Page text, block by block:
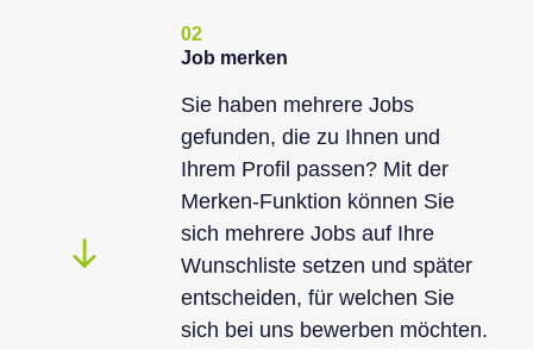
02
Job merken
Sie haben mehrere Jobs
gefunden, die zu Ihnen und
Ihrem Profil passen? Mit der
Merken-Funktion können Sie
sich mehrere Jobs auf Ihre
Wunschliste setzen und später
entscheiden, für welchen Sie
sich bei uns bewerben möchten.